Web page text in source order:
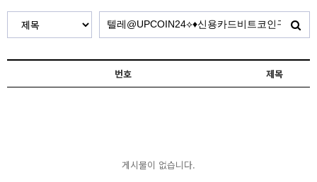
번호 제목
게시물이 없습니다.